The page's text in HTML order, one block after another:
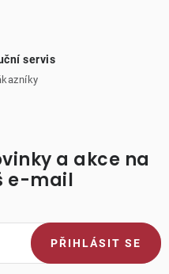
servis
a akce na
e-mail
PŘIHLÁSIT SE